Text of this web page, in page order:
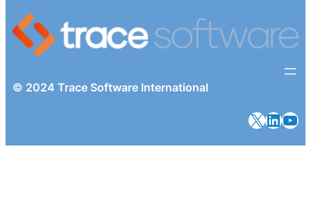
© 2024 Trace Software International
X